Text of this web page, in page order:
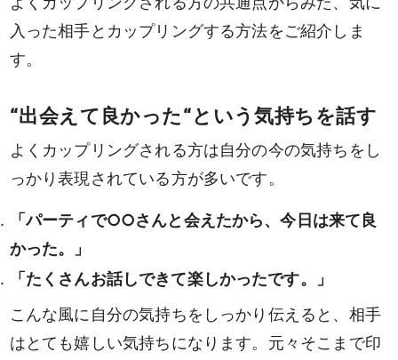
入った相手とカップリングする方法をご紹介しま
す。
“出会えて良かった“という気持ちを話す
よくカップリングされる方は自分の今の気持ちをし
っかり表現されている方が多いです。
「パーティで○○さんと会えたから、今日は来て良
かった。」
「たくさんお話しできて楽しかったです。」
こんな風に自分の気持ちをしっかり伝えると、相手
はとても嬉しい気持ちになります。元々そこまで印